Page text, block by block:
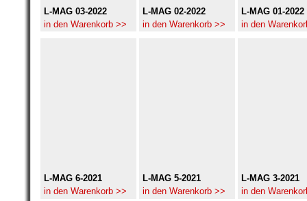
L-MAG 03-2022
in den Warenkorb >>
L-MAG 02-2022
in den Warenkorb >>
L-MAG 01-2022
in den
L-MAG 6-2021
in den Warenkorb >>
L-MAG 5-2021
in den Warenkorb >>
L-MAG 3-2021
in den